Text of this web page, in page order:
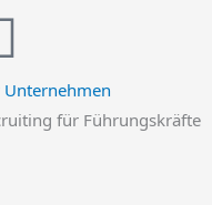
Unternehmen
für Führungskräfte